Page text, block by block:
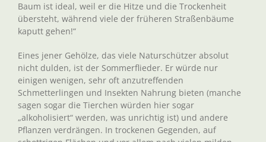
Baum ist ideal, weil er die Hitze und die Trockenheit
übersteht, während viele der früheren Straßenbäume
kaputt gehen!“
Eines jener Gehölze, das viele Naturschützer absolut
nicht dulden, ist der Sommerflieder. Er würde nur
einigen wenigen, sehr oft anzutreffenden
Schmetterlingen und Insekten Nahrung bieten (manche
sagen sogar die Tierchen würden hier sogar
„alkoholisiert“ werden, was unrichtig ist) und andere
Pflanzen verdrängen. In trockenen Gegenden, auf